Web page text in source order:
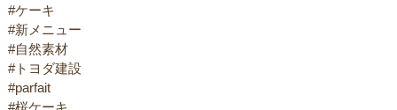
#ケーキ
#新メニュー
#自然素材
#トヨダ建設
#parfait